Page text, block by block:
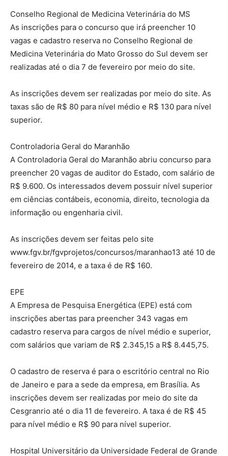
Conselho Regional de Medicina Veterinária do MS
As inscrições para o concurso que irá preencher 10
vagas e cadastro reserva no Conselho Regional de
Medicina Veterinária do Mato Grosso do Sul devem ser
realizadas até o dia 7 de fevereiro por meio do site.
As inscrições devem ser realizadas por meio do site. As
taxas são de R$ 80 para nível médio e R$ 130 para nível
superior.
Controladoria Geral do Maranhão
A Controladoria Geral do Maranhão abriu concurso para
preencher 20 vagas de auditor do Estado, com salário de
R$ 9.600. Os interessados devem possuir nível superior
em ciências contábeis, economia, direito, tecnologia da
informação ou engenharia civil.
As inscrições devem ser feitas pelo site
www.fgv.br/fgvprojetos/concursos/maranhao13 até 10 de
fevereiro de 2014, e a taxa é de R$ 160.
EPE
A Empresa de Pesquisa Energética (EPE) está com
inscrições abertas para preencher 343 vagas em
cadastro reserva para cargos de nível médio e superior,
com salários que variam de R$ 2.345,15 a R$ 8.445,75.
O cadastro de reserva é para o escritório central no Rio
de Janeiro e para a sede da empresa, em Brasília. As
inscrições devem ser realizadas por meio do site da
Cesgranrio até o dia 11 de fevereiro. A taxa é de R$ 45
para nível médio e R$ 90 para nível superior.
Hospital Universitário da Universidade Federal de Grande